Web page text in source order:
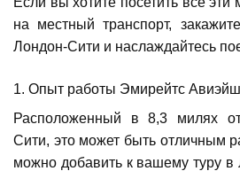
на местный транспорт,
Лондон-Сити и наслаждайтесь
1. Опыт работы Эмирейтс
Расположенный в 8,3 милях
Сити, это может быть отличным
можно добавить к вашему туру в